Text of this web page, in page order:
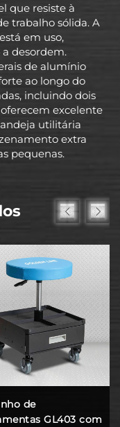
que resiste à
trabalho sólida. A
em uso,
desordem.
de alumínio
ao longo do
incluindo dois
excelente
utilitária
extra
pequenas.
de
GL403 com